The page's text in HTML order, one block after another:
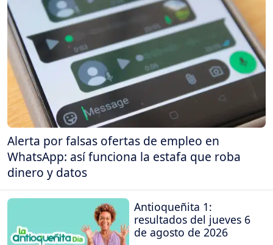
Alerta por falsas ofertas de empleo en
WhatsApp: así funciona la estafa que roba
dinero y datos
Antioqueñita 1:
resultados del jueves 6
de agosto de 2026